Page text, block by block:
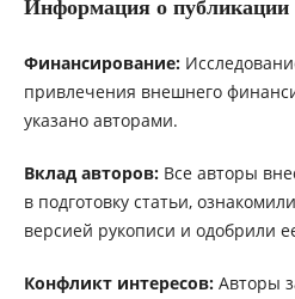
Информация о публикации
Финансирование:
привлечения внешнего
указано авторами.
Вклад авторов:Все авторы
в подготовку статьи,
версией рукописи и одобрили
Конфликт интересов:Авторы